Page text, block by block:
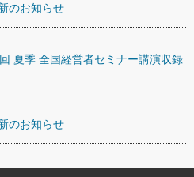
のお知らせ
夏季 全国経営者セミナー講演収録
のお知らせ